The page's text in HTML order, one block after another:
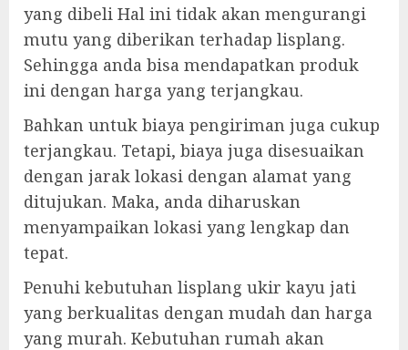
yang dibeli Hal ini tidak akan mengurangi
mutu yang diberikan terhadap lisplang.
Sehingga anda bisa mendapatkan produk
ini dengan harga yang terjangkau.
Bahkan untuk biaya pengiriman juga cukup
terjangkau. Tetapi, biaya juga disesuaikan
dengan jarak lokasi dengan alamat yang
ditujukan. Maka, anda diharuskan
menyampaikan lokasi yang lengkap dan
tepat.
Penuhi kebutuhan lisplang ukir kayu jati
yang berkualitas dengan mudah dan harga
yang murah. Kebutuhan rumah akan